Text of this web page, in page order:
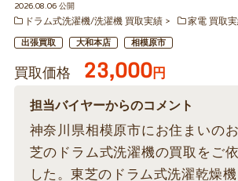
2026.08.06 公開
ドラム式洗濯機/洗濯機 買取実績
家電 買取
出張買取 大和本店 相模原市
買取価格 23,000円
担当バイヤーからのコメント
神奈川県相模原市にお住まいの
芝のドラム式洗濯機の買取をご
した。東芝のドラム式洗濯乾燥機